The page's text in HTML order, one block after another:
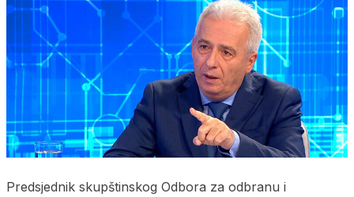
Predsjednik skupštinskog Odbora za odbranu i